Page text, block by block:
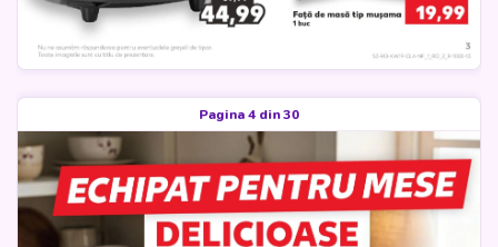
Pagina 4 din 30